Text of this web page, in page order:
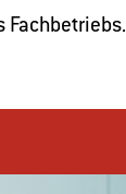
Fachbetriebs.